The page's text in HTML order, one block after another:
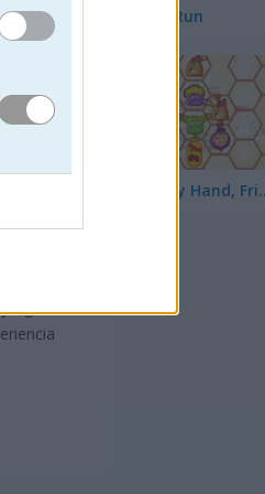
la
Toilet Run
Hold